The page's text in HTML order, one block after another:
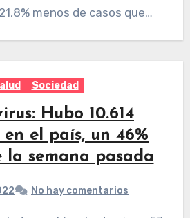
menos de casos que…
Sociedad
Hubo 10.614
el país, un 46%
la semana pasada
No hay comentarios